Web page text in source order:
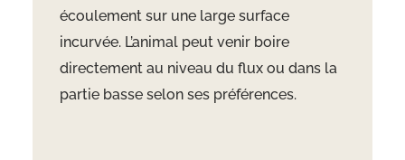
écoulement sur une large surface
incurvée. L’animal peut venir boire
directement au niveau du flux ou dans la
partie basse selon ses préférences.